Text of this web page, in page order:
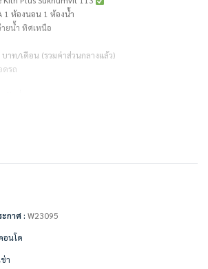
1 ห้องนอน 1 ห้องน้ำ
ยน้ำ ทิศเหนือ
าท/เดือน (รวมค่าส่วนกลางแล้ว)
ดรถ
อร์นิเจอร์พร้อมอยู่
กาศ : W23095
อนโด
ช่า